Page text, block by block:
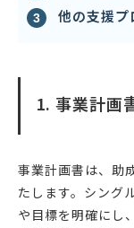
他の支援プ
1. 事業計画
事業計画書は、助
たします。シング
や目標を明確にし